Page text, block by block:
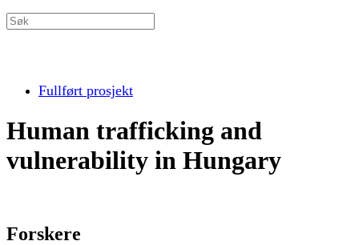
Fullført prosjekt
Human trafficking and
vulnerability in Hungary
Forskere